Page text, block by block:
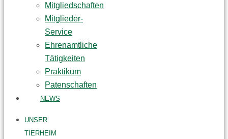
Mitgliedschaften
Mitglieder-
Service
Ehrenamtliche
Tätigkeiten
Praktikum
Patenschaften
NEWS
UNSER
TIERHEIM